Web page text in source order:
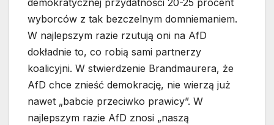
demokratycznej przydatności 20-25 procent
wyborców z tak bezczelnym domniemaniem.
W najlepszym razie rzutują oni na AfD
dokładnie to, co robią sami partnerzy
koalicyjni. W stwierdzenie Brandmaurera, że
AfD chce znieść demokrację, nie wierzą już
nawet „babcie przeciwko prawicy”. W
najlepszym razie AfD znosi „naszą